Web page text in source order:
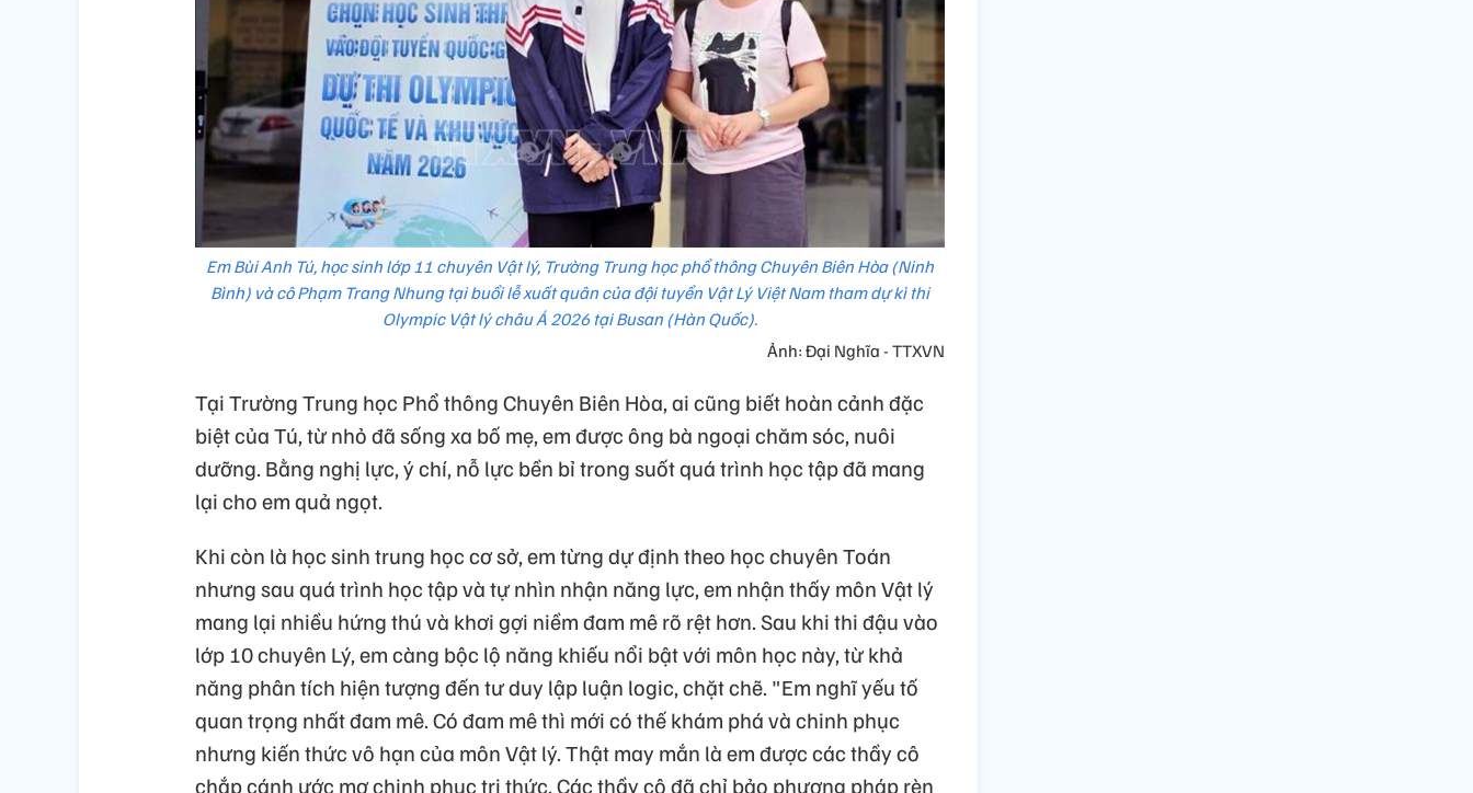
Em Bùi Anh Tú, học sinh lớp 11 chuyên Vật lý, Trường Trung học phổ thông Chuyên Biên Hòa (Ninh
Bình) và cô Phạm Trang Nhung tại buổi lễ xuất quân của đội tuyển Vật Lý Việt Nam tham dự kì thi
Olympic Vật lý châu Á 2026 tại Busan (Hàn Quốc).
Ảnh: Đại Nghĩa - TTXVN
Tại Trường Trung học Phổ thông Chuyên Biên Hòa, ai cũng biết hoàn cảnh đặc
biệt của Tú, từ nhỏ đã sống xa bố mẹ, em được ông bà ngoại chăm sóc, nuôi
dưỡng. Bằng nghị lực, ý chí, nỗ lực bền bỉ trong suốt quá trình học tập đã mang
lại cho em quả ngọt.
Khi còn là học sinh trung học cơ sở, em từng dự định theo học chuyên Toán
nhưng sau quá trình học tập và tự nhìn nhận năng lực, em nhận thấy môn Vật lý
mang lại nhiều hứng thú và khơi gợi niềm đam mê rõ rệt hơn. Sau khi thi đậu vào
lớp 10 chuyên Lý, em càng bộc lộ năng khiếu nổi bật với môn học này, từ khả
năng phân tích hiện tượng đến tư duy lập luận logic, chặt chẽ. "Em nghĩ yếu tố
quan trọng nhất đam mê. Có đam mê thì mới có thế khám phá và chinh phục
nhưng kiến thức vô hạn của môn Vật lý. Thật may mắn là em được các thầy cô
chắp cánh ước mơ chinh phục tri thức. Các thầy cô đã chỉ bảo phương pháp rèn